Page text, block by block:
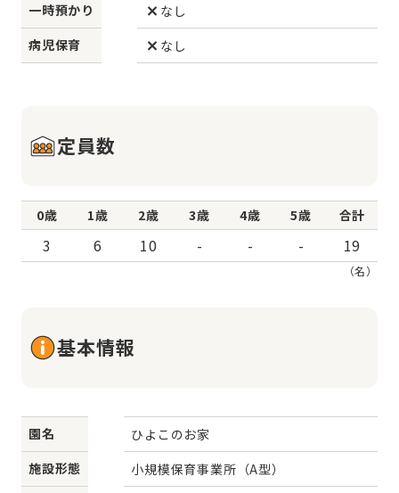
一時預かり
なし
病児保育
なし
定員数
0歳 1歳 2歳 3歳 4歳 5歳 合計
3 6 10 - - - 19
（名）
基本情報
園名
ひよこのお家
施設形態
小規模保育事業所（A型）